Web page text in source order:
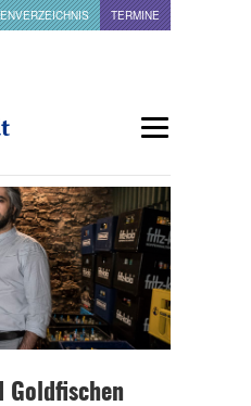
TERMINE
Goldfischen